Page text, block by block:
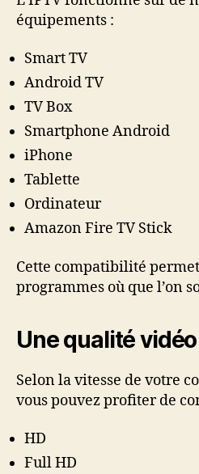
équipements :
Smart TV
Android TV
TV Box
Smartphone Android
iPhone
Tablette
Ordinateur
Amazon Fire TV Stick
Cette compatibilité
programmes où que l’on
Une qualité
Selon la vitesse de votre
vous pouvez profiter de
HD
Full HD